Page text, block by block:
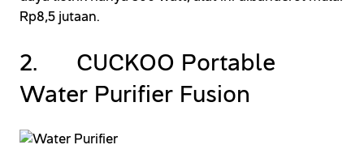
Rp8,5 jutaan.
2. CUCKOO Portable
Water Purifier Fusion